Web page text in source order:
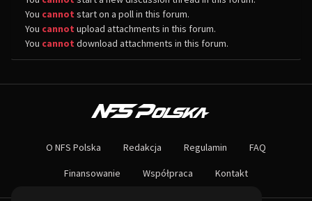
You cannot start on a poll in this forum.
You cannot upload attachments in this forum.
You cannot download attachments in this forum.
Największa społeczność Need for Speed w Polsce! Znajdziesz u nas
Nie czekaj dłużej - wstąp do naszej społeczności! Czekamy na ciebie!
O NFS Polska Redakcja Regulamin FAQ
Finansowanie Współpraca Kontakt